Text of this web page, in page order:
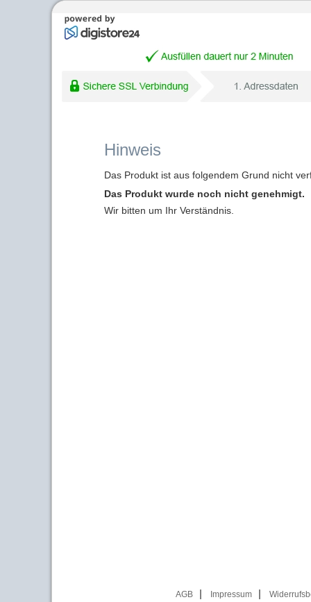
Hinweis
Das Produkt ist aus folgendem Grund nicht
Das Produkt wurde noch nicht genehmigt.
Wir bitten um Ihr Verständnis.
AGB Impressum